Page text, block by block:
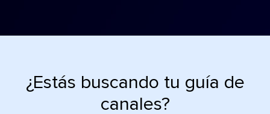
¿Estás buscando tu guía de
canales?